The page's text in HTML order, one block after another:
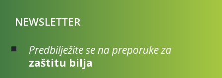
NEWSLETTER
Predbilježite se na preporuke za
zaštitu bilja